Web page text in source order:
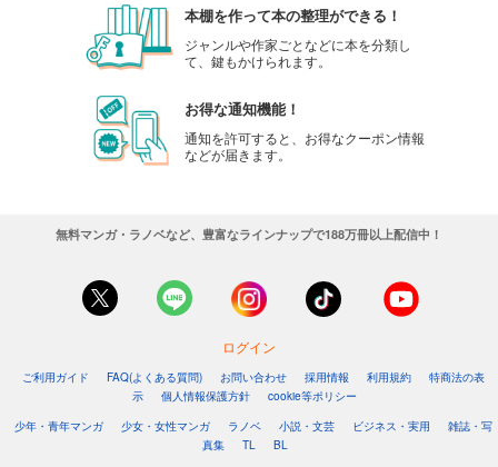
本棚を作って本の整理ができる！
ジャンルや作家ごとなどに本を分類し
て、鍵もかけられます。
お得な通知機能！
通知を許可すると、お得なクーポン情報
などが届きます。
無料マンガ・ラノベなど、豊富なラインナップで188万冊以上配信中！
ログイン
ご利用ガイド FAQ(よくある質問) お問い合わせ 採用情報 利用規約
特商法の表
示
個人情報保護方針
cookie等ポリシー
少年・青年マンガ
少女・女性マンガ ラノベ 小説・文芸 ビジネス・実用
雑誌・写
真集
TL BL